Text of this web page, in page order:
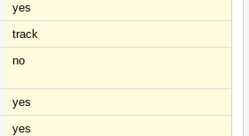
yes
track
no
yes
yes